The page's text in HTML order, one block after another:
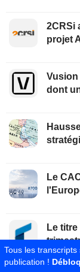
2CRSi
projet
dont
Le
Le
Tous les
publication !